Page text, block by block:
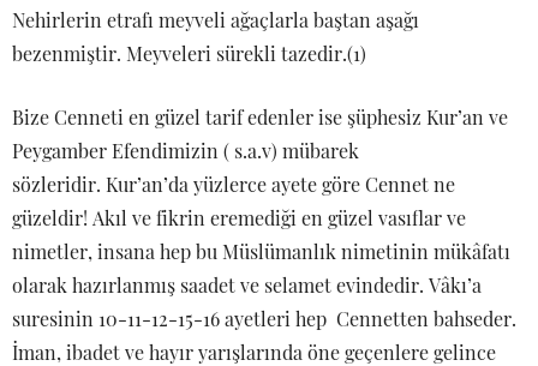
Nehirlerin etrafı meyveli ağaçlarla baştan aşağı
bezenmiştir. Meyveleri sürekli tazedir.(1)
Bize Cenneti en güzel tarif edenler ise şüphesiz Kur’an ve
Peygamber Efendimizin ( s.a.v) mübarek
sözleridir. Kur’an’da yüzlerce ayete göre Cennet ne
güzeldir! Akıl ve fikrin eremediği en güzel vasıflar ve
nimetler, insana hep bu Müslümanlık nimetinin mükâfatı
olarak hazırlanmış saadet ve selamet evindedir. Vâkı’a
suresinin 10-11-12-15-16 ayetleri hep Cennetten bahseder.
İman, ibadet ve hayır yarışlarında öne geçenlere gelince